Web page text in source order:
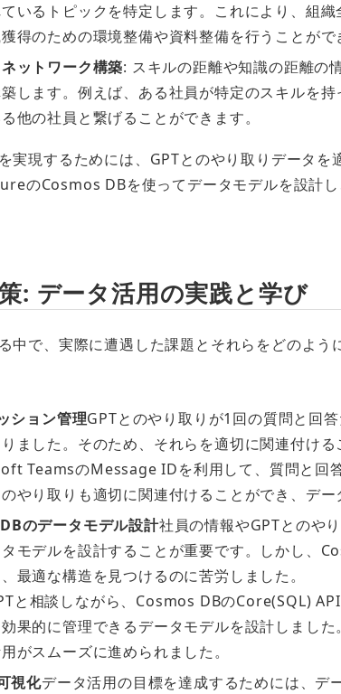
いるトピックを特定します。これにより、組
得のための環境整備や資料整備を行うことがで
ットワーク構築: スキルの距離や知識の距離の
します。例えば、ある社員が特定のスキルを
他の社員と繋げることができます。
実現するためには、GPTとのやり取りデータ
のCosmos DBを使ってデータモデルを設計
: データ活用の実践と学び
中で、実際に遭遇した課題とそれらをどのよう
ション管理GPTとのやり取りが1回の質問と回
ました。そのため、それらを適切に関連付ける
TeamsのMessage IDを利用して、質問と回
やり取りも適切に関連付けることができ、デー
のデータモデル設計社員の情報やGPTとのや
モデルを設計することが重要です。しかし、
最適な構造を見つけるのに苦労しました。
と相談しながら、Cosmos DBのCore(SQL)
果的に管理できるデータモデルを設計しまし
がスムーズに進められました。
視化データ活用の目標を達成するためには、デ